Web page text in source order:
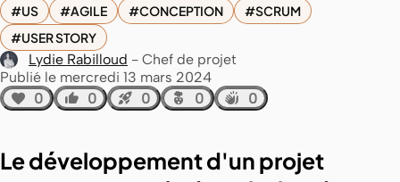
US AGILE CONCEPTION
SCRUM
USER STORY
Lydie Rabilloud
Chef de projet
Publié le mercredi 13 mars 2024
0
0 0 0 0
Le développement d'un projet